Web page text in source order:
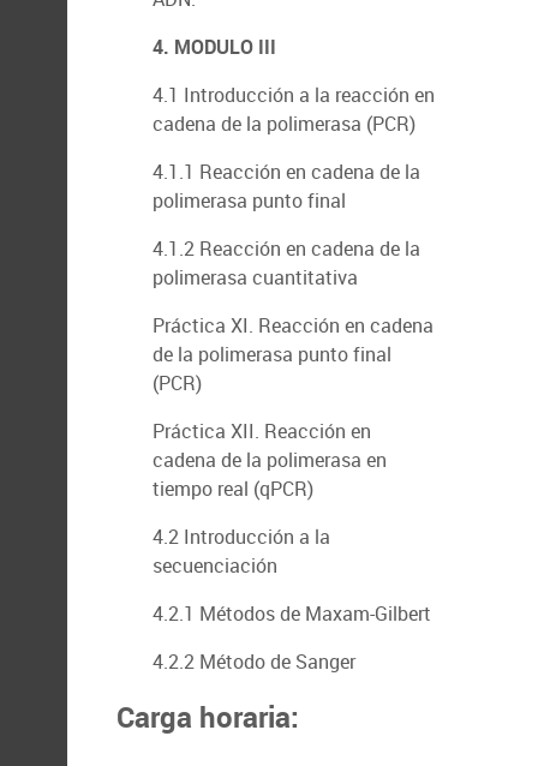
4. MODULO III
4.1 Introducción a la reacción en
cadena de la polimerasa (PCR)
4.1.1 Reacción en cadena de la
polimerasa punto final
4.1.2 Reacción en cadena de la
polimerasa cuantitativa
Práctica XI. Reacción en cadena
de la polimerasa punto final
(PCR)
Práctica XII. Reacción en
cadena de la polimerasa en
tiempo real (qPCR)
4.2 Introducción a la
secuenciación
4.2.1 Métodos de Maxam-Gilbert
4.2.2 Método de Sanger
Carga horaria: